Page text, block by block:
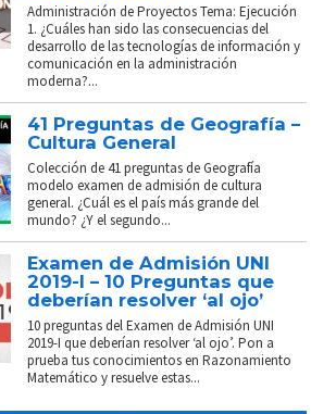
Administración de Proyectos Tema: Ejecución
1. ¿Cuáles han sido las consecuencias del
desarrollo de las tecnologías de información y
comunicación en la administración
moderna?...
41 Preguntas de Geografía –
Cultura General
Colección de 41 preguntas de Geografía
modelo examen de admisión de cultura
general. ¿Cuál es el país más grande del
mundo? ¿Y el segundo...
Examen de Admisión UNI
2019-I – 10 Preguntas que
deberían resolver ‘al ojo’
10 preguntas del Examen de Admisión UNI
2019-I que deberían resolver ‘al ojo’. Pon a
prueba tus conocimientos en Razonamiento
Matemático y resuelve estas...